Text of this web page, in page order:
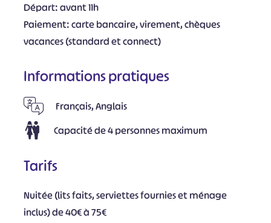
Départ: avant 11h
Paiement: carte bancaire, virement, chèques
vacances (standard et connect)
Informations pratiques
Français, Anglais
Capacité de 4 personnes maximum
Tarifs
Nuitée (lits faits, serviettes fournies et ménage
inclus) de 40€ à 75€